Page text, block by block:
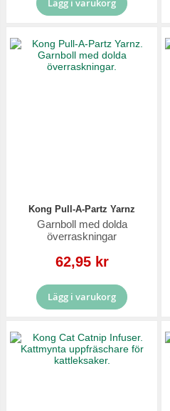
Lägg i varukorg
Kong Pull-A-Partz Yarnz
Garnboll med dolda
överraskningar
Reapris
62,95 kr
Lägg i varukorg